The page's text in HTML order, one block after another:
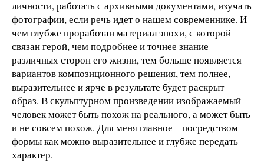
личности, работать с архивными документами, изучать
фотографии, если речь идет о нашем современнике. И
чем глубже проработан материал эпохи, с которой
связан герой, чем подробнее и точнее знание
различных сторон его жизни, тем больше появляется
вариантов композиционного решения, тем полнее,
выразительнее и ярче в результате будет раскрыт
образ. В скульптурном произведении изображаемый
человек может быть похож на реального, а может быть
и не совсем похож. Для меня главное – посредством
формы как можно выразительнее и глубже передать
характер.